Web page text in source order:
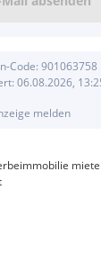
Code: 901063758
06.08.2026,
melden